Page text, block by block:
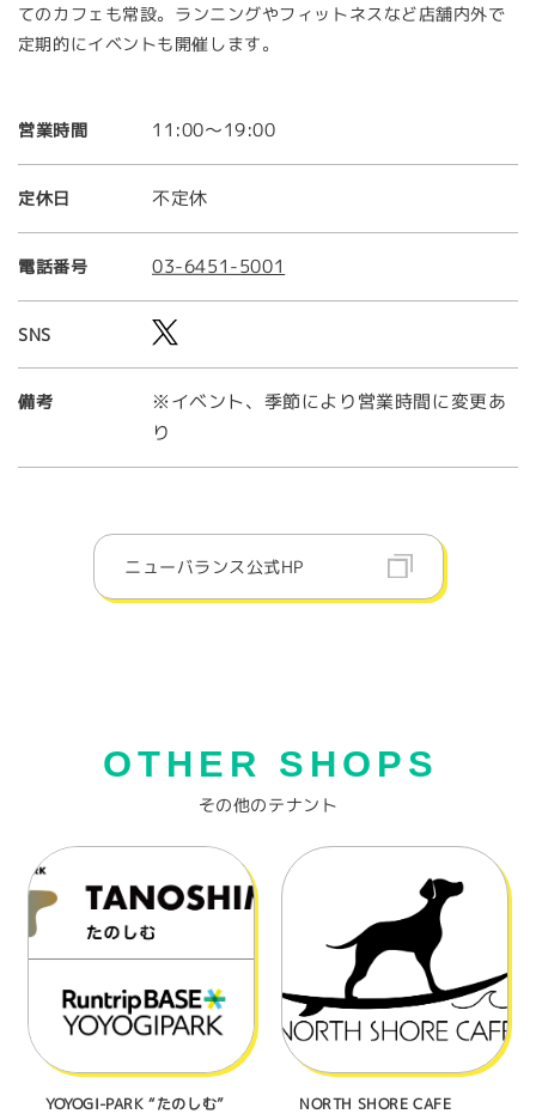
てのカフェも常設。ランニングやフィットネスなど店舗内外で
定期的にイベントも開催します。
営業時間 11:00～19:00
定休日 不定休
電話番号 03-6451-5001
SNS
備考 ※イベント、季節により営業時間に変更あ
り
ニューバランス公式HP
OTHER SHOPS
その他のテナント
YOYOGI-PARK “たのしむ” NORTH SHORE CAFE